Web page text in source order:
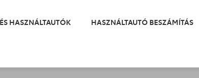
HASZNÁLTAUTÓK HASZNÁLTAUTÓ BESZÁMÍTÁS